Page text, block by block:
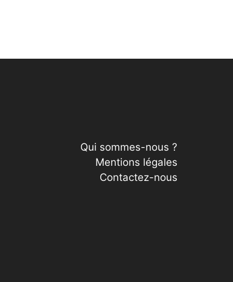
Qui sommes-nous ?
Mentions légales
Contactez-nous